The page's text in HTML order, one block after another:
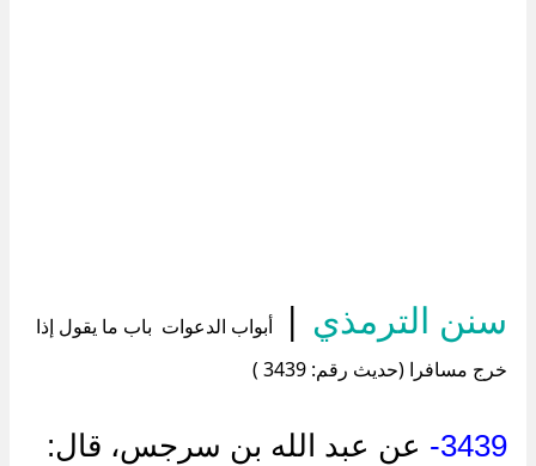
سنن الترمذي |
أبواب الدعوات باب ما يقول إذا
خرج مسافرا (حديث رقم: 3439 )
3439-
عن عبد الله بن سرجس، قال: